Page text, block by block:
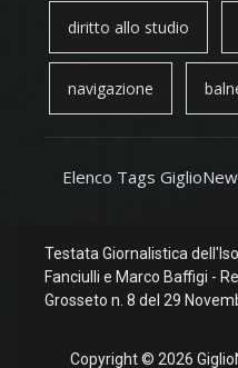
diritto allo studio
navigazione
Elenco Tags
Testata Giornalistica
Fanciulli e Marco Baffigi -
Grosseto n. 8 del 29
Copyright © 2026